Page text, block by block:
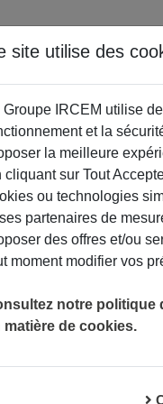
RETRAITE
: Les bons
site utilise des
Groupe IRCEM utilise
et la
la meilleure
cliquant sur Tout
ou technologies
partenaires de
des offres et/ou
moment modifier vos
notre politique
matière de cookies.